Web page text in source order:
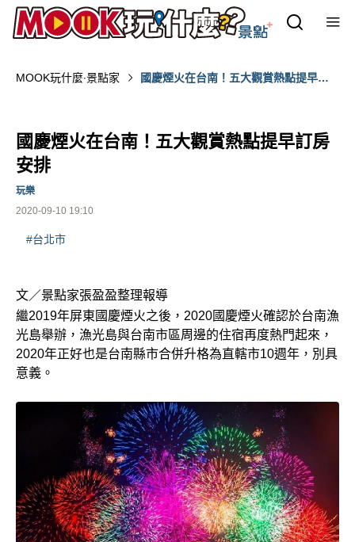
MOOK玩什麼‧景點家
國慶煙火在台南！五大觀賞熱點提早訂
國慶煙火在台南！五大觀賞熱點提早訂房
安排
2020-09-10 19:10
玩樂
#台北市
文／景點家張盈盈整理報導
繼2019年屏東國慶煙火之後，2020國慶煙火確認於台南漁
光島舉辦，漁光島與台南市區周邊的住宿再度熱門起來，
2020年正好也是台南縣市合併升格為直轄市10週年，別具
意義。